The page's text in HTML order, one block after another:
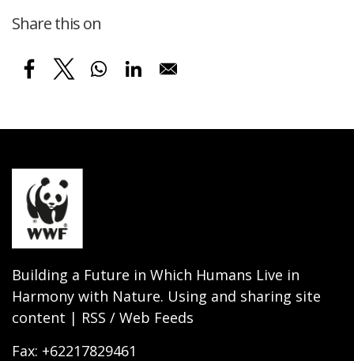
Share this on
Building a Future in Which Humans Live in
Harmony with Nature. Using and sharing site
content | RSS / Web Feeds
Fax: +62217829461